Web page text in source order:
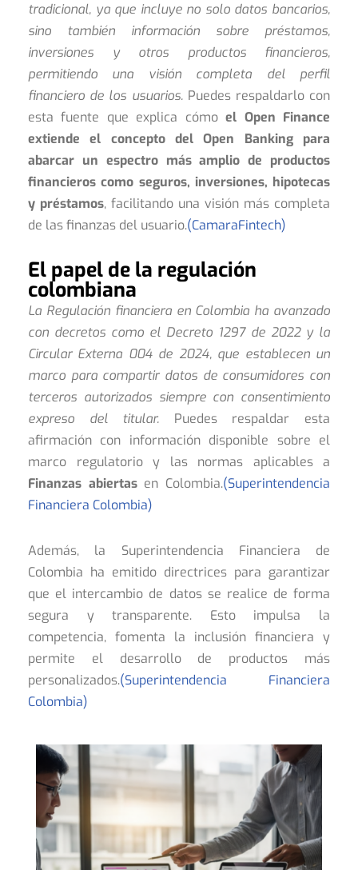
tradicional, ya que incluye no solo datos bancarios,
sino también información sobre préstamos,
inversiones y otros productos financieros,
permitiendo una visión completa del perfil
financiero de los usuarios.Puedes respaldarlo con
esta fuente que explica cómoel Open Finance
extiende el concepto del Open Banking para
abarcar un espectro más amplio de productos
financieros como seguros, inversiones, hipotecas
y préstamos, facilitando una visión más completa
de las finanzas del usuario.(CamaraFintech)
El papel de la regulación
colombiana
La Regulación financiera en Colombia ha avanzado
con decretos como el Decreto 1297 de 2022 y la
Circular Externa 004 de 2024, que establecen un
marco para compartir datos de consumidores con
terceros autorizados siempre con consentimiento
expreso del titular. Puedes respaldar esta
afirmación con información disponible sobre el
marco regulatorio y las normas aplicables a
Finanzas abiertasen Colombia.(Superintendencia
Financiera Colombia)
Además, la Superintendencia Financiera de
Colombia ha emitido directrices para garantizar
que el intercambio de datos se realice de forma
segura y transparente. Esto impulsa la
competencia, fomenta la inclusión financiera y
permite el desarrollo de productos más
personalizados.(Superintendencia Financiera
Colombia)